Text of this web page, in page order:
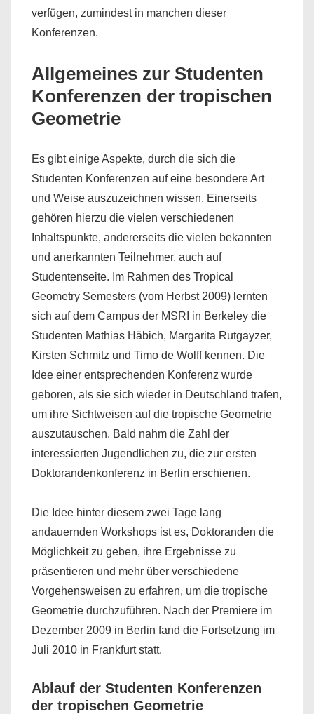
verfügen, zumindest in manchen dieser
Konferenzen.
Allgemeines zur Studenten
Konferenzen der tropischen
Geometrie
Es gibt einige Aspekte, durch die sich die
Studenten Konferenzen auf eine besondere Art
und Weise auszuzeichnen wissen. Einerseits
gehören hierzu die vielen verschiedenen
Inhaltspunkte, andererseits die vielen bekannten
und anerkannten Teilnehmer, auch auf
Studentenseite. Im Rahmen des Tropical
Geometry Semesters (vom Herbst 2009) lernten
sich auf dem Campus der MSRI in Berkeley die
Studenten Mathias Häbich, Margarita Rutgayzer,
Kirsten Schmitz und Timo de Wolff kennen. Die
Idee einer entsprechenden Konferenz wurde
geboren, als sie sich wieder in Deutschland trafen,
um ihre Sichtweisen auf die tropische Geometrie
auszutauschen. Bald nahm die Zahl der
interessierten Jugendlichen zu, die zur ersten
Doktorandenkonferenz in Berlin erschienen.
Die Idee hinter diesem zwei Tage lang
andauernden Workshops ist es, Doktoranden die
Möglichkeit zu geben, ihre Ergebnisse zu
präsentieren und mehr über verschiedene
Vorgehensweisen zu erfahren, um die tropische
Geometrie durchzuführen. Nach der Premiere im
Dezember 2009 in Berlin fand die Fortsetzung im
Juli 2010 in Frankfurt statt.
Ablauf der Studenten Konferenzen
der tropischen Geometrie